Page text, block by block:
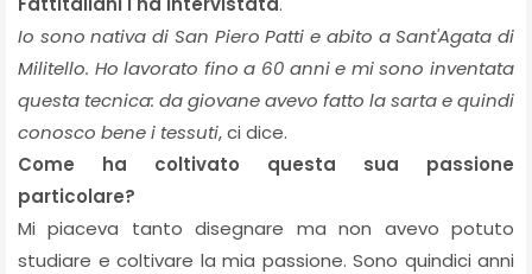
Io sono nativa di San Piero Patti e abito a Sant'Agata di
Militello. Ho lavorato fino a 60 anni e mi sono inventata
questa tecnica: da giovane avevo fatto la sarta e quindi
conosco bene i tessuti, ci dice.
Come ha coltivato questa sua passione
particolare?
Mi piaceva tanto disegnare ma non avevo potuto
studiare e coltivare la mia passione. Sono quindici anni